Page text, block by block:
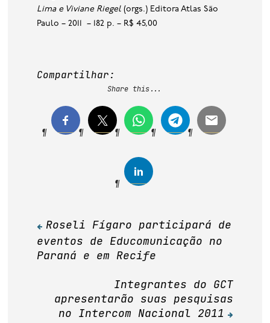
Lima e Viviane Riegel (orgs.) Editora Atlas São
Paulo – 2011 – 182 p. – R$ 45,00
Compartilhar:
Share this...
Navegação
de
Roseli Fígaro participará de
eventos de Educomunicação no
Paraná e em Recife
Integrantes do GCT
apresentarão suas pesquisas
no Intercom Nacional 2011